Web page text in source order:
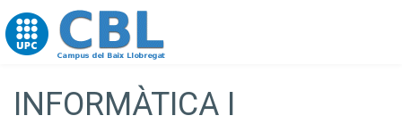
Go to upc.edu
INFORMÀTICA I